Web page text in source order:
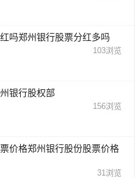
吗郑州银行股票分红多吗
103浏览
银行股权部
156浏览
价格郑州银行股份股票价格
31浏览